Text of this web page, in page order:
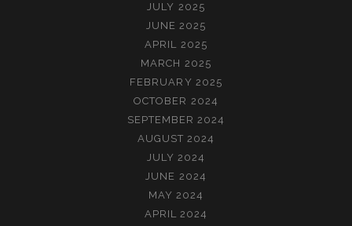
JULY 2025
JUNE 2025
APRIL 2025
MARCH 2025
FEBRUARY 2025
OCTOBER 2024
SEPTEMBER 2024
AUGUST 2024
JULY 2024
JUNE 2024
MAY 2024
APRIL 2024